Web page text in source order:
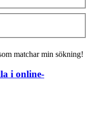
matchar min sökning!
i online-